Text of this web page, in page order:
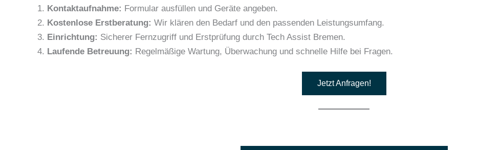
Kontaktaufnahme: Formular ausfüllen und Geräte angeben.
Kostenlose Erstberatung: Wir klären den Bedarf und den passenden Leistungsumfang.
Einrichtung: Sicherer Fernzugriff und Erstprüfung durch Tech Assist Bremen.
Laufende Betreuung: Regelmäßige Wartung, Überwachung und schnelle Hilfe bei Fragen.
Jetzt Anfragen!